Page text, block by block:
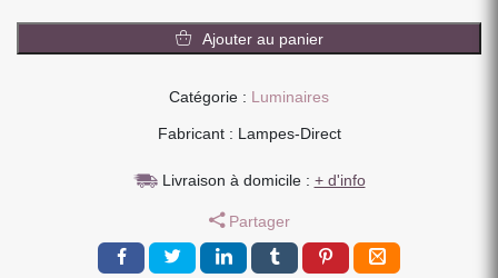
de
AMPOULE
LEDVANCE
3.4
-
PETIT
GLOBE
BLANC
Ajouter au panier
Catégorie : Luminaires
Fabricant : Lampes-Direct
Livraison à domicile : + d'info
Partager